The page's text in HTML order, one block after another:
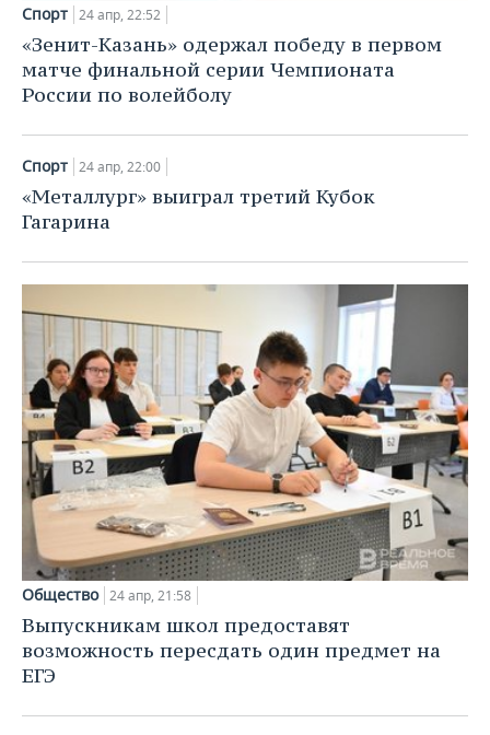
НЕФТЕХИМИЯ
НЕФТЬ
ОПК
ЭНЕРГЕТИКА
РОЗНИЧНАЯ ТОРГОВЛЯ
ТРАНСПОРТ
УСЛУГИ
НОВОСТИ ТЕХНОЛОГИЙ
IT
МЕДИА
ТЕЛЕКОММУНИКАЦИИ
МЕРОПРИЯТИЯ
НОВОСТИ МЕРОПРИЯТИЙ
ВЫЕЗДНАЯ РЕДАКЦИЯ
БИЗНЕС-БРАНЧИ
СПОРТ
НОВОСТИ СПОРТА
ФУТБОЛ
ВОЛЕЙБОЛ
КИБЕРСПОРТ
ФИГУРНОЕ КАТАНИЕ
ВОДНЫЕ ВИДЫ СПОРТА
ХОККЕЙ С МЯЧОМ
ОБЩЕСТВО
НОВОСТИ ОБЩЕСТВА
ИСТОРИЯ
КУЛЬТУРА
МЕДИЦИНА
ОБРАЗОВАНИЕ
ПРОИСШЕСТВИЯ
ФОТОГАЛЕРЕЯ
СПИСОК ПЕРСОН
СПИСОК КОМПАНИЙ
ПОЛНАЯ ВЕРСИЯ
Спорт 24 апр, 22:52
«Зенит-Казань» одержал победу в первом
матче финальной серии Чемпионата
России по волейболу
Спорт 24 апр, 22:00
«Металлург» выиграл третий Кубок
Гагарина
Общество 24 апр, 21:58
Выпускникам школ предоставят
возможность пересдать один предмет на
ЕГЭ